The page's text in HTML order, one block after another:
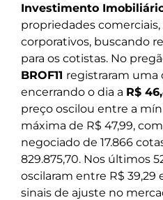
Investimento Imobiliário
propriedades
corporativos, buscando
para os cotistas. No
BROF11 registraram uma
encerrando o dia a R$
preço oscilou entre a
máxima de R$ 47,99,
negociado de 17.866
829.875,70. Nos últimos
oscilaram entre R$ 39,29
sinais de ajuste no